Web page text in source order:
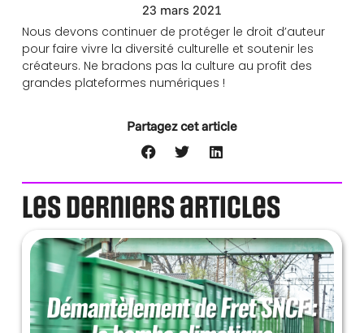
23 mars 2021
Nous devons continuer de protéger le droit d’auteur
pour faire vivre la diversité culturelle et soutenir les
créateurs. Ne bradons pas la culture au profit des
grandes plateformes numériques !
Partagez cet article
Les derniers articles